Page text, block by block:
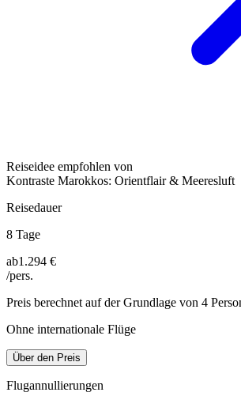
Reiseidee empfohlen von
Kontraste Marokkos: Orientflair & Meeresluft
Reisedauer
8 Tage
ab1.294 €
/pers.
Preis berechnet auf der Grundlage von 4
Ohne internationale Flüge
Über den Preis
Flugannullierungen